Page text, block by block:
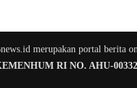
merupakan portal berita
RI NO. AHU-